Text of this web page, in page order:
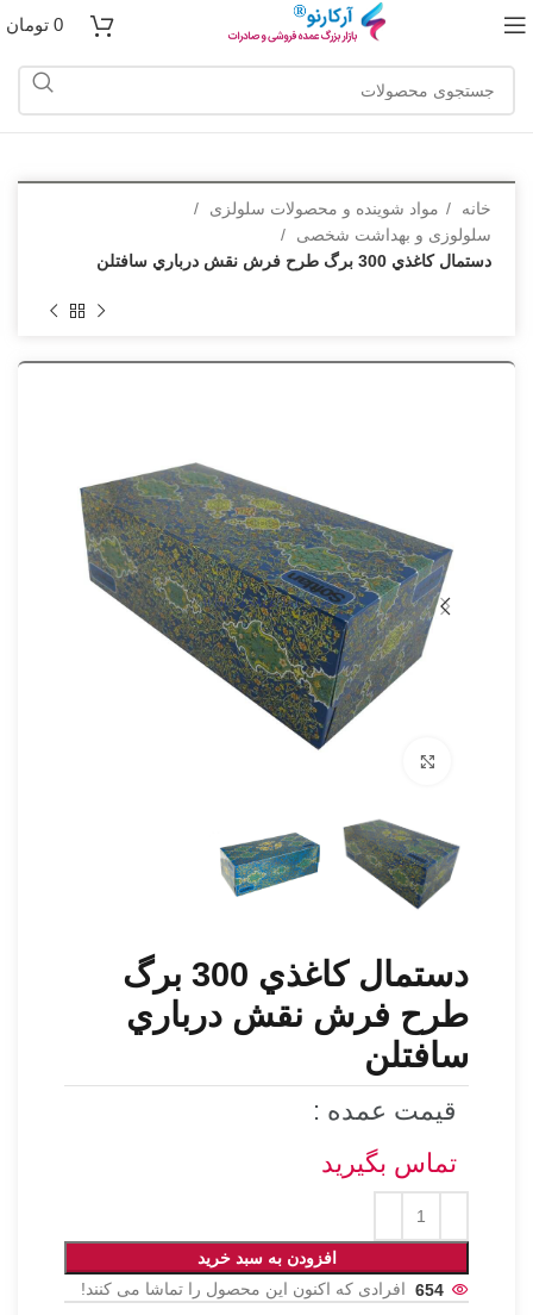
0 تومان
خانه
مواد شوینده و محصولات سلولزی
سلولوزی و بهداشت شخصی
دستمال كاغذي 300 برگ طرح فرش نقش درباري سافتلن
دستمال كاغذي 300 برگ
طرح فرش نقش درباري
سافتلن
قیمت عمده :
تماس بگیرید
افزودن به سبد خرید
654
افرادی که اکنون این محصول را تماشا می کنند!